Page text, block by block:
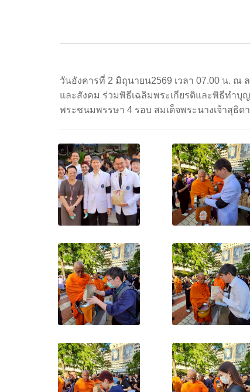
วันอังคารที่ 2 มิถุนายน2569 เวลา 07.00 น. ณ
และสังคม ร่วมพิธีเฉลิมพระเกียรติและพิธีทำบุ
พระชนมพรรษา 4 รอบ สมเด็จพระนางเจ้าสุ